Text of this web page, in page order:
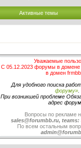
Активные темы
Уважаемые
С 05.12.2023 форумы в домене
в домен
Для удобного поиска
форуму».
При возникшей проблеме
адрес
Вопросы по рекламе
sales@forumbb.ru, teams:
По всем остальным